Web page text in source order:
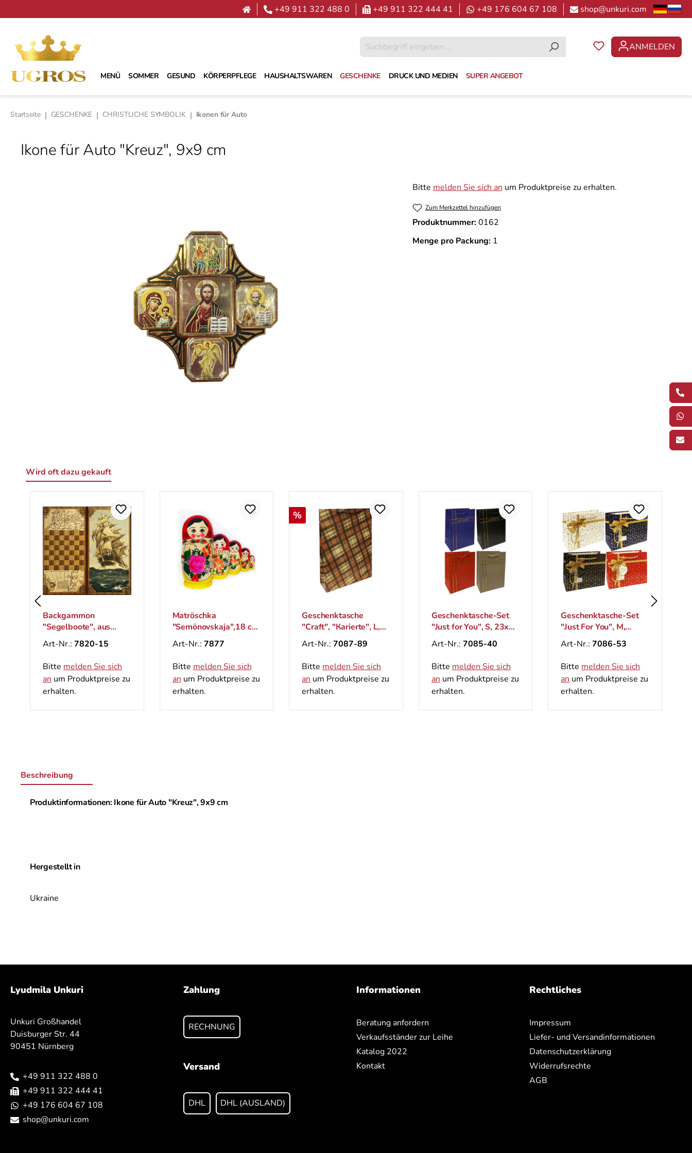
+49 911 322 488 0 +49 911 322 444 41 +49 176 604 67 108 shop@unkuri.com
DU HAST 0
ANMELDEN
MENÜ SOMMER GESUND KÖRPERPFLEGE HAUSHALTSWAREN GESCHENKE DRUCK UND MEDIEN SUPER ANGEBOT
Startseite | GESCHENKE | CHRISTLICHE SYMBOLIK | Ikonen für Auto
Ikone für Auto "Kreuz", 9х9 cm
Bitte melden Sie sich an um Produktpreise zu erhalten.
Zum Merkzettel hinzufügen
Produktnummer:0162
Menge pro Packung: 1
Wird oft dazu gekauft
Backgammon
"Segelboote", aus
Holz, 600x600 mm
Art-Nr.: 7820-15
Bitte melden Sie sich
an um Produktpreise zu
erhalten.
Matröschka
"Semönovskaja",18 cm
(5 Figuren)
Art-Nr.: 7877
Bitte melden Sie sich
an um Produktpreise zu
erhalten.
Rabatt
%
Geschenktasche
"Craft", "Кarierte", L,
44x32 cm
Art-Nr.:7087-89
Bitte melden Sie sich
an um Produktpreise zu
erhalten.
Geschenktasche-Set
"Just for You", S, 23x18
cm
Art-Nr.: 7085-40
Bitte melden Sie sich
an um Produktpreise zu
erhalten.
Geschenktasche-Set
"Just For You", M,
26x33 cm
Art-Nr.:7086-53
Bitte melden Sie sich
an um Produktpreise zu
erhalten.
Beschreibung
Produktinformationen: Ikone für Auto "Kreuz", 9х9 cm
Hergestellt in
Ukraine
Lyudmila Unkuri
Unkuri Großhandel
Duisburger Str. 44
90451 Nürnberg
+49 911 322 488 0
+49 911 322 444 41
+49 176 604 67 108
shop@unkuri.com
Zahlung
RECHNUNG
Versand
DHL DHL (AUSLAND)
Informationen
Beratung anfordern
Verkaufsständer zur Leihe
Katalog 2022
Kontakt
Rechtliches
Impressum
Liefer- und Versandinformationen
Datenschutzerklärung
Widerrufsrechte
AGB